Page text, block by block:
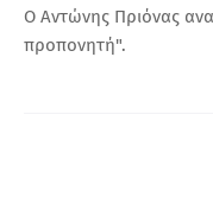
Ο Αντώνης Πριόνας
προπονητή".